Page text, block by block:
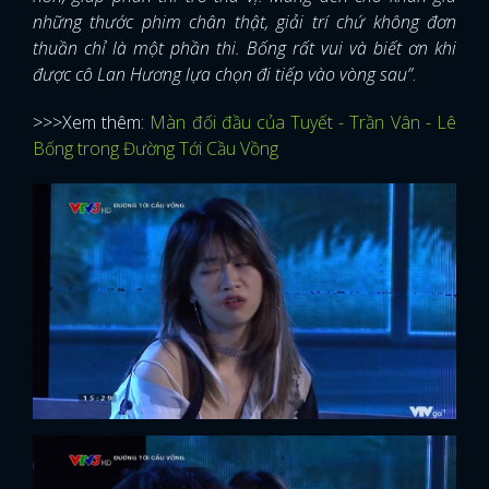
những thước phim chân thật, giải trí chứ không đơn
thuần chỉ là một phần thi. Bống rất vui và biết ơn khi
được cô Lan Hương lựa chọn đi tiếp vào vòng sau”.
>>>Xem thêm: Màn đối đầu của Tuyết - Trần Vân - Lê
Bống trong Đường Tới Cầu Vồng